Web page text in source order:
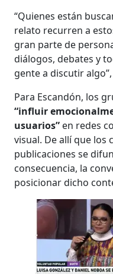
“Quienes están
relato recurren a
gran parte de
diálogos, debates y
gente a discutir
Para Escandón, los
“influir
usuarios” en redes
visual. De allí que los
publicaciones se
consecuencia, la
posicionar dicho